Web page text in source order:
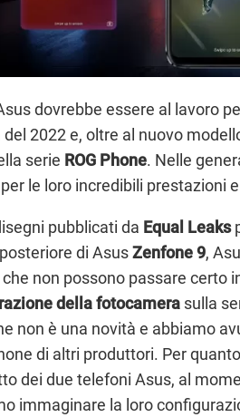
dovrebbe essere al lavoro
2022 e, oltre al nuovo
serie ROG Phone. Nelle
le loro incredibili prestazioni
pubblicati da Equal Leaks
di AsusZenfone 9,
non possono passare certo
della fotocamera sulla
non è una novità e abbiamo
di altri produttori. Per
dei due telefoni Asus, al
immaginare la loro